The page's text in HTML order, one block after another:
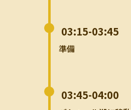
03:15-03:45
準備
03:45-04:00